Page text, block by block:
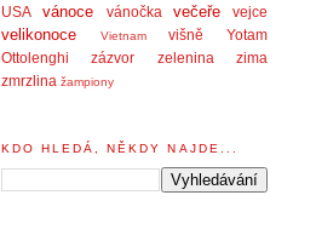
USA
vánoce vánočka večeře vejce
velikonoce Vietnam višně
Yotam
Ottolenghi
zázvor zelenina
zima
zmrzlina žampiony
KDO HLEDÁ, NĚKDY NAJDE...